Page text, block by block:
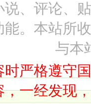
、评论、
能。本站所
与本
严格遵守
一经发现